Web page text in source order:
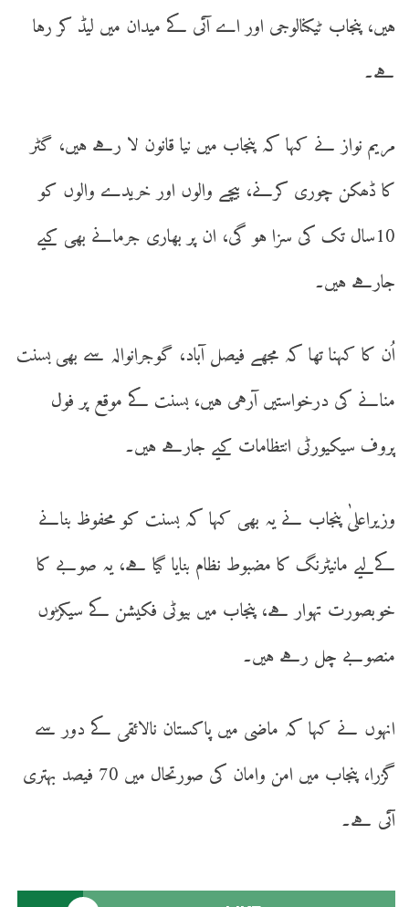
ہیں، پنجاب ٹیکنالوجی اور اے آئی کے میدان میں لیڈ کر رہا
ہے۔
مریم نواز نے کہا کہ پنجاب میں نیا قانون لا رہے ہیں، گٹر
کا ڈھکن چوری کرنے، بیچے والوں اور خریدے والوں کو
10سال تک کی سزا ہو گی، ان پر بھاری جرمانے بھی کیے
جارہے ہیں۔
اُن کا کہنا تھا کہ مجھے فیصل آباد، گوجرانوالہ سے بھی بسنت
منانے کی درخواستیں آرہی ہیں، بسنت کے موقع پر فول
پروف سیکیورٹی انتظامات کیے جارہے ہیں۔
وزیراعلیٰ پنجاب نے یہ بھی کہا کہ بسنت کو محفوظ بنانے
کےلیے مانیٹرنگ کا مضبوط نظام بنایا گیا ہے، یہ صوبے کا
خوبصورت تہوار ہے، پنجاب میں بیوٹی فکیشن کے سیکڑوں
منصوبے چل رہے ہیں۔
انہوں نے کہا کہ ماضی میں پاکستان نالائقی کے دور سے
گزرا، پنجاب میں امن وامان کی صورتحال میں 70 فیصد بہتری
آئی ہے۔